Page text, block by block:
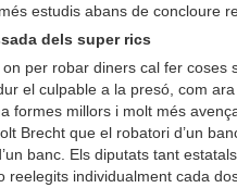
estudis abans de concloure
dels super rics
per robar diners cal fer coses
el culpable a la presó, com
formes millors i molt més
Brecht que el robatori d’un
banc. Els diputats tant
reelegits individualment cada